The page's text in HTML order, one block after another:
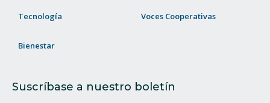
Tecnología
Bienestar
Voces Cooperativas
Suscríbase a nuestro boletín